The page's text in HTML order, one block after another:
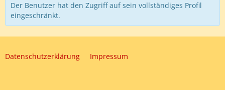
Der Benutzer hat den Zugriff auf sein vollständiges Profil
eingeschränkt.
Datenschutzerklärung Impressum